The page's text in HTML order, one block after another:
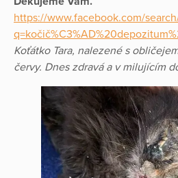
https://www.facebook.com/
Koťátko Tara, nalezené s
červy. Dnes zdravá a v milujícím